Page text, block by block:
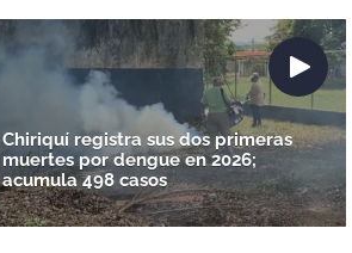
Chiriquí registra sus dos primeras
muertes por dengue en 2026;
acumula 498 casos